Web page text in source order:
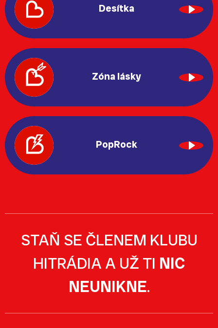
Desítka
Zóna lásky
PopRock
STAŇ SE ČLENEM KLUBU
HITRÁDIA A UŽ TI NIC
NEUNIKNE.